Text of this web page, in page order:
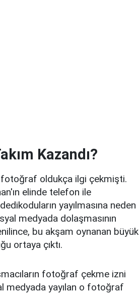
Kazandı?
fotoğraf oldukça ilgi çekmişti.
elinde telefon ile
yayılmasına neden
medyada dolaşmasının
bu akşam oynanan büyük
ortaya çıktı.
fotoğraf çekme izni
medyada yayılan o fotoğraf